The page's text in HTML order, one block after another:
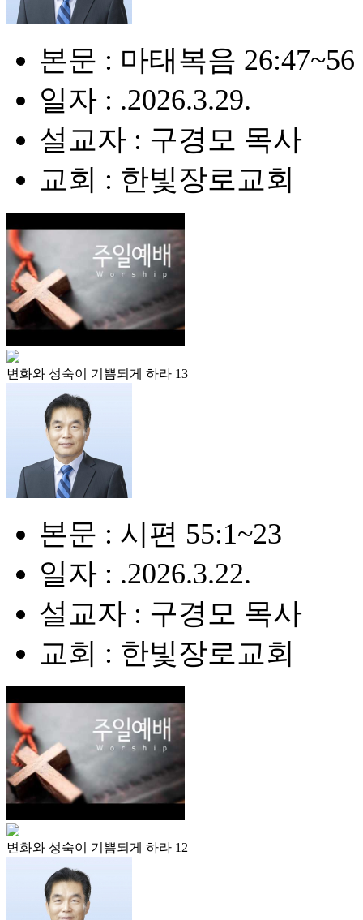
본문 : 마태복음 26:47~56
일자 : .2026.3.29.
설교자 : 구경모 목사
교회 : 한빛장로교회
변화와 성숙이 기쁨되게 하라 13
본문 : 시편 55:1~23
일자 : .2026.3.22.
설교자 : 구경모 목사
교회 : 한빛장로교회
변화와 성숙이 기쁨되게 하라 12